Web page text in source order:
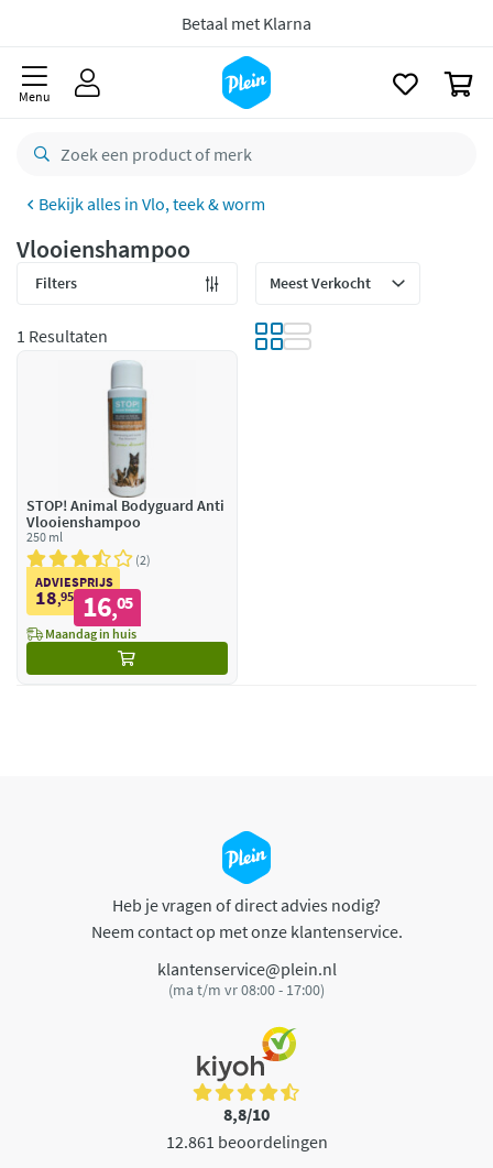
Betaal met Klarna
Menu
Vlo, teek & worm
Vlooienshampoo
Filters
1 Resultaten
STOP! Animal Bodyguard Anti
Vlooienshampoo
250 ml
2
ADVIESPRIJS
18,95 16,05
Maandag in huis
Heb je vragen of direct advies nodig?
Neem contact op met onze klantenservice.
klantenservice@plein.nl
(ma t/m vr 08:00 - 17:00)
8,8/10
12.861 beoordelingen